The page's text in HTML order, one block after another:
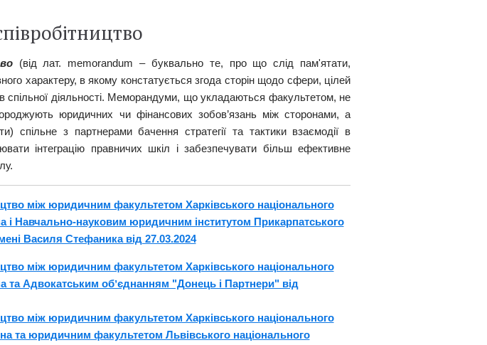
(від лат. memorandum – буквально те, про що слід пам'ятати,
характеру, в якому констатується згода сторін щодо сфери, цілей
спільної діяльності. Меморандуми, що укладаються факультетом, не
юридичних чи фінансових зобов’язань між сторонами, а
спільне з партнерами бачення стратегії та тактики взаємодії в
інтеграцію правничих шкіл і забезпечувати більш ефективне
між юридичним факультетом Харківського національного
і Навчально-науковим юридичним інститутом Прикарпатського
Василя Стефаника від 27.03.2024
між юридичним факультетом Харківського національного
та Адвокатським обʼєднанням "Донець і Партнери" від
між юридичним факультетом Харківського національного
та юридичним факультетом Львівського національного